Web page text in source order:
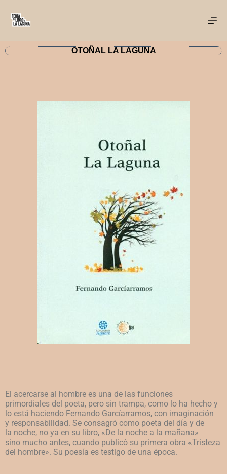
OTOÑAL LA LAGUNA
El acercarse al hombre es una de las funciones
primordiales del poeta, pero sin trampa, como lo ha hecho y
lo está haciendo Fernando Garcíarramos, con imaginación
y responsabilidad. Se consagró como poeta del día y de
la noche, no ya en su libro, «De la noche a la mañana»
sino mucho antes, cuando publicó su primera obra «Tristeza
del hombre». Su poesía es testigo de una época.